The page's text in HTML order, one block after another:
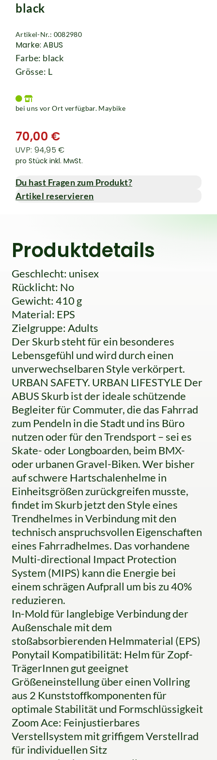
black
Artikel-Nr.: 0082980
Marke: ABUS
Farbe: black
Grösse: L
bei uns vor Ort verfügbar. Maybike
70,00 €
UVP: 94,95 €
pro Stück inkl. MwSt.
Du hast Fragen zum Produkt?
Artikel reservieren
Produktdetails
Geschlecht: unisex
Rücklicht: No
Gewicht: 410 g
Material: EPS
Zielgruppe: Adults
Der Skurb steht für ein besonderes
Lebensgefühl und wird durch einen
unverwechselbaren Style verkörpert.
URBAN SAFETY. URBAN LIFESTYLE Der
ABUS Skurb ist der ideale schützende
Begleiter für Commuter, die das Fahrrad
zum Pendeln in die Stadt und ins Büro
nutzen oder für den Trendsport – sei es
Skate- oder Longboarden, beim BMX-
oder urbanen Gravel-Biken. Wer bisher
auf schwere Hartschalenhelme in
Einheitsgrößen zurückgreifen musste,
findet im Skurb jetzt den Style eines
Trendhelmes in Verbindung mit den
technisch anspruchsvollen Eigenschaften
eines Fahrradhelmes. Das vorhandene
Multi-directional Impact Protection
System (MIPS) kann die Energie bei
einem schrägen Aufprall um bis zu 40%
reduzieren.
In-Mold für langlebige Verbindung der
Außenschale mit dem
stoßabsorbierenden Helmmaterial (EPS)
Ponytail Kompatibilität: Helm für Zopf-
TrägerInnen gut geeignet
Größeneinstellung über einen Vollring
aus 2 Kunststoffkomponenten für
optimale Stabilität und Formschlüssigkeit
Zoom Ace: Feinjustierbares
Verstellsystem mit griffigem Verstellrad
für individuellen Sitz